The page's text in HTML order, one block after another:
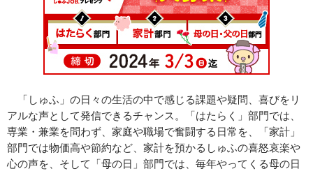
「しゅふ」の日々の生活の中で感じる課題や疑問、喜びをリ
アルな声として発信できるチャンス。「はたらく」部門では、
専業・兼業を問わず、家庭や職場で奮闘する日常を、「家計」
部門では物価高や節約など、家計を預かるしゅふの喜怒哀楽や
心の声を、そして「母の日」部門では、毎年やってくる母の日